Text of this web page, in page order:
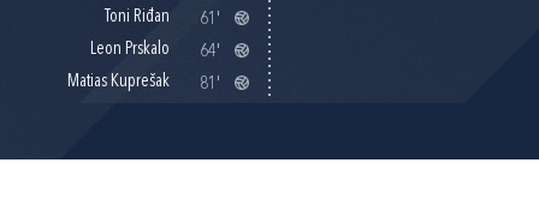
Toni Riđan
61'
Leon Prskalo
64'
Matias Kuprešak
81'